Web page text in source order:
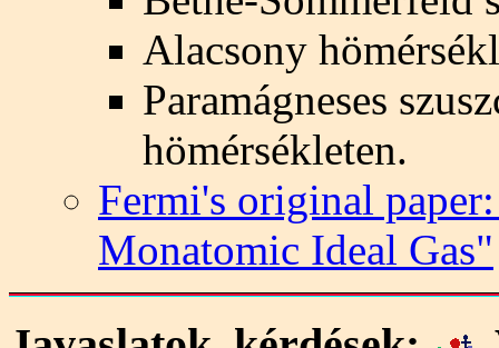
Alacsony
Paramágneses
hömérsékleten.
Fermi's original
Monatomic Ideal Gas"